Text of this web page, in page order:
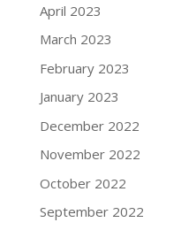
April 2023
March 2023
February 2023
January 2023
December 2022
November 2022
October 2022
September 2022